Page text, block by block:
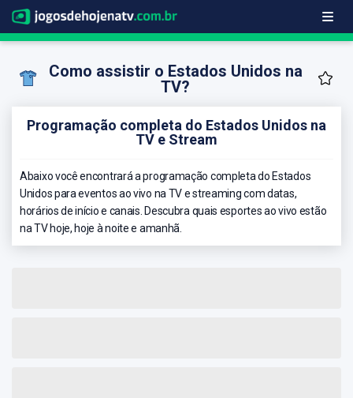
Como assistir o Estados Unidos na
TV?
Programação completa do Estados Unidos na
TV e Stream
Abaixo você encontrará a programação completa do Estados
Unidos para eventos ao vivo na TV e streaming com datas,
horários de início e canais. Descubra quais esportes ao vivo estão
na TV hoje, hoje à noite e amanhã.